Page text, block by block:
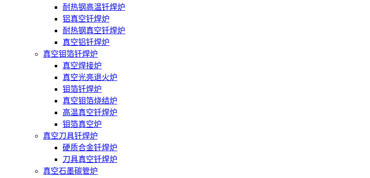
耐热钢高温钎焊炉
铝真空钎焊炉
耐热钢真空钎焊炉
真空铝钎焊炉
真空钼箔钎焊炉
真空焊接炉
真空光亮退火炉
钼箔钎焊炉
真空钼箔烧结炉
高温真空钎焊炉
钼箔真空炉
真空刀具钎焊炉
硬质合金钎焊炉
刀具真空钎焊炉
真空石墨碳管炉